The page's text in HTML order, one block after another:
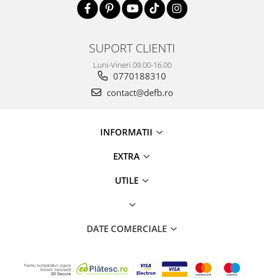
SUPORT CLIENTI
Luni-Vineri 09.00-16.00
0770188310
contact@defb.ro
INFORMATII
EXTRA
UTILE
DATE COMERCIALE